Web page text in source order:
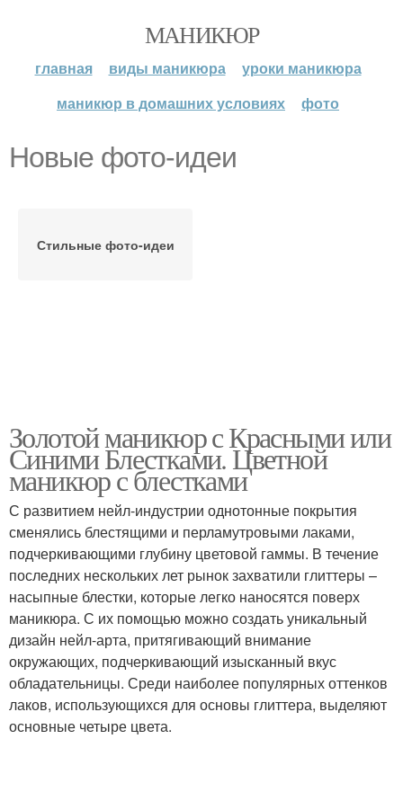
МАНИКЮР
главная виды маникюра
уроки маникюра
маникюр в домашних условиях
фото
Новые фото-идеи
Стильные фото-идеи
Золотой маникюр с Красными или
Синими Блестками. Цветной
маникюр с блестками
С развитием нейл-индустрии однотонные покрытия
сменялись блестящими и перламутровыми лаками,
подчеркивающими глубину цветовой гаммы. В течение
последних нескольких лет рынок захватили глиттеры –
насыпные блестки, которые легко наносятся поверх
маникюра. С их помощью можно создать уникальный
дизайн нейл-арта, притягивающий внимание
окружающих, подчеркивающий изысканный вкус
обладательницы. Среди наиболее популярных оттенков
лаков, использующихся для основы глиттера, выделяют
основные четыре цвета.